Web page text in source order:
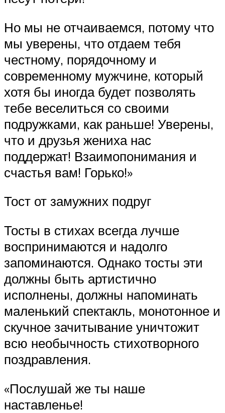
Но мы не отчаиваемся, потому что
мы уверены, что отдаем тебя
честному, порядочному и
современному мужчине, который
хотя бы иногда будет позволять
тебе веселиться со своими
подружками, как раньше! Уверены,
что и друзья жениха нас
поддержат! Взаимопонимания и
счастья вам! Горько!»
Тост от замужних подруг
Тосты в стихах всегда лучше
воспринимаются и надолго
запоминаются. Однако тосты эти
должны быть артистично
исполнены, должны напоминать
маленький спектакль, монотонное и
скучное зачитывание уничтожит
всю необычность стихотворного
поздравления.
«Послушай же ты наше
наставленье!